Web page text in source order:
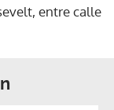
entre calle